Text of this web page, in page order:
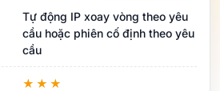
Tự động IP xoay vòng theo yêu
cầu hoặc phiên cố định theo yêu
cầu
★★★